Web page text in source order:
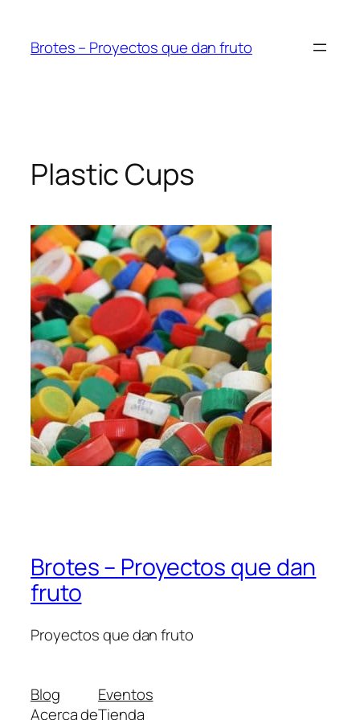
contenido
Brotes – Proyectos que dan fruto
Plastic Cups
Brotes – Proyectos que dan
fruto
Proyectos que dan fruto
Blog
Acerca de
Eventos
Tienda